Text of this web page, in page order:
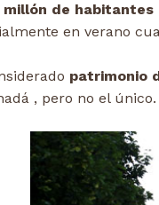
millón de habitantes
en verano
patrimonio
, pero no el único.